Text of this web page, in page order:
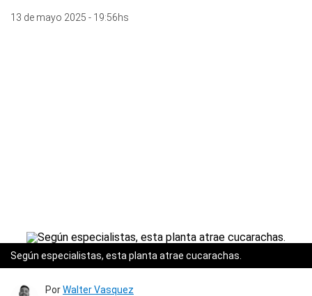
13 de mayo 2025 - 19:56hs
Según especialistas, esta planta atrae cucarachas.
PorWalter Vasquez